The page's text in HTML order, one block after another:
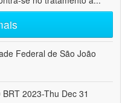
Federal de São João
2023-Thu Dec 31